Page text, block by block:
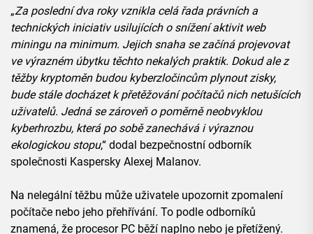
„Za poslední dva roky vznikla celá řada právních a
technických iniciativ usilujících o snížení aktivit web
miningu na minimum. Jejich snaha se začíná projevovat
ve výrazném úbytku těchto nekalých praktik. Dokud ale z
těžby kryptoměn budou kyberzločincům plynout zisky,
bude stále docházet k přetěžování počítačů nich netušících
uživatelů. Jedná se zároveň o poměrně neobvyklou
kyberhrozbu, která po sobě zanechává i výraznou
ekologickou stopu,“ dodal bezpečnostní odborník
společnosti Kaspersky Alexej Malanov.
Na nelegální těžbu může uživatele upozornit zpomalení
počítače nebo jeho přehřívání. To podle odborníků
znamená, že procesor PC běží naplno nebo je přetížený.